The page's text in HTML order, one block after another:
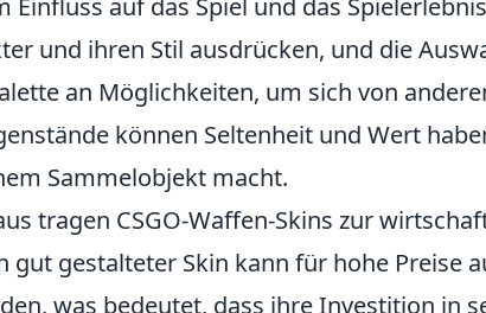
Einfluss auf das Spiel und das
und ihren Stil ausdrücken, und die
an Möglichkeiten, um sich von
können Seltenheit und Wert
Sammelobjekt macht.
tragen CSGO-Waffen-Skins zur
gut gestalteter Skin kann für hohe Preise
was bedeutet, dass ihre Investition in